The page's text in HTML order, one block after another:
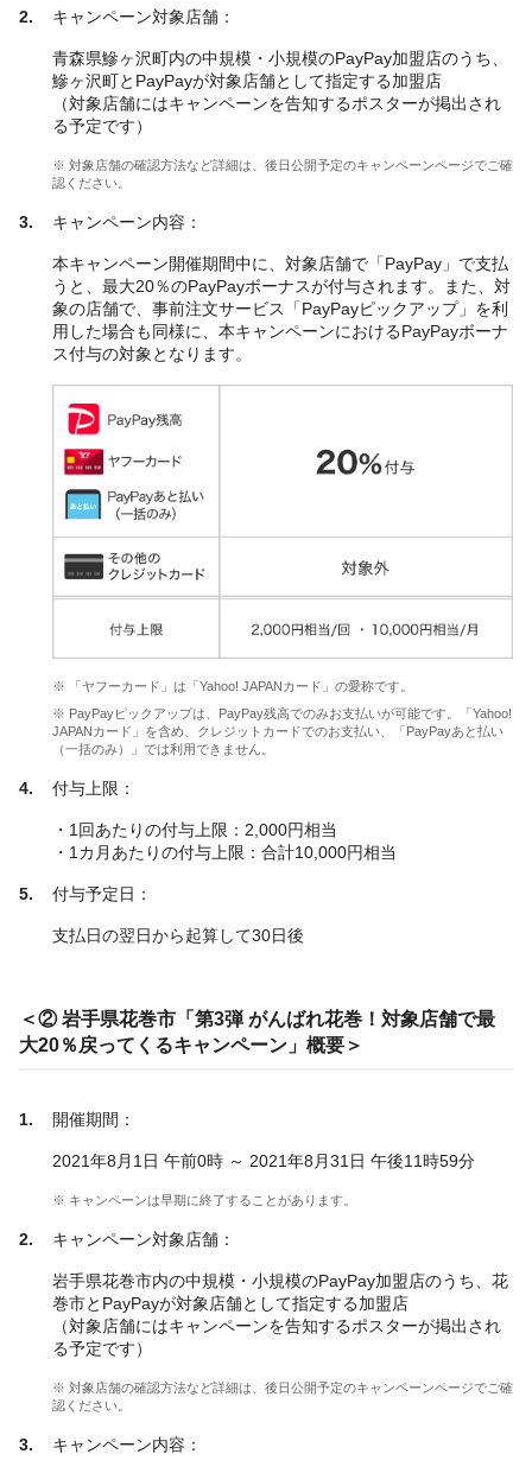
キャンペーン対象店舗：
青森県鰺ヶ沢町内の中規模・小規模のPayPay加盟店のうち、
鰺ヶ沢町とPayPayが対象店舗として指定する加盟店
（対象店舗にはキャンペーンを告知するポスターが掲出され
る予定です）
※ 対象店舗の確認方法など詳細は、後日公開予定のキャンペーンページでご確
認ください。
キャンペーン内容：
本キャンペーン開催期間中に、対象店舗で「PayPay」で支払
うと、最大20％のPayPayボーナスが付与されます。また、対
象の店舗で、事前注文サービス「PayPayピックアップ」を利
用した場合も同様に、本キャンペーンにおけるPayPayボーナ
ス付与の対象となります。
※ 「ヤフーカード」は「Yahoo! JAPANカード」の愛称です。
※ PayPayピックアップは、PayPay残高でのみお支払いが可能です。「Yahoo!
JAPANカード」を含め、クレジットカードでのお支払い、「PayPayあと払い
（一括のみ）」では利用できません。
付与上限：
・1回あたりの付与上限：2,000円相当
・1カ月あたりの付与上限：合計10,000円相当
付与予定日：
支払日の翌日から起算して30日後
＜② 岩手県花巻市「第3弾 がんばれ花巻！対象店舗で最
大20％戻ってくるキャンペーン」概要＞
開催期間：
2021年8月1日 午前0時 ～ 2021年8月31日 午後11時59分
※ キャンペーンは早期に終了することがあります。
キャンペーン対象店舗：
岩手県花巻市内の中規模・小規模のPayPay加盟店のうち、花
巻市とPayPayが対象店舗として指定する加盟店
（対象店舗にはキャンペーンを告知するポスターが掲出され
る予定です）
※ 対象店舗の確認方法など詳細は、後日公開予定のキャンペーンページでご確
認ください。
キャンペーン内容：